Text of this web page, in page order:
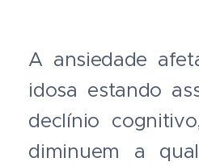
A ansiedade
idosa estando
declínio
diminuem a